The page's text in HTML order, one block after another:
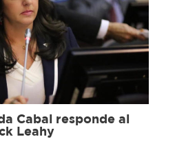
Cabal responde al
Leahy